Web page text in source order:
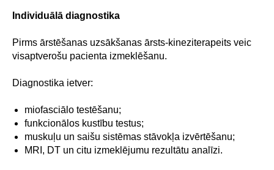
Individuālā diagnostika
Pirms ārstēšanas uzsākšanas ārsts-kineziterapeits veic
visaptverošu pacienta izmeklēšanu.
Diagnostika ietver:
miofasciālo testēšanu;
funkcionālos kustību testus;
muskuļu un saišu sistēmas stāvokļa izvērtēšanu;
MRI, DT un citu izmeklējumu rezultātu analīzi.